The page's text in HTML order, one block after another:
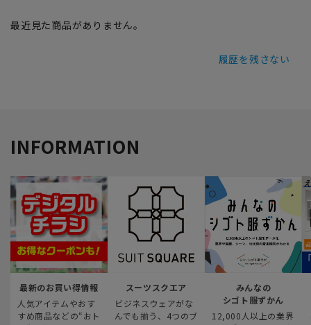
最近見た商品がありません。
履歴を残さない
INFORMATION
最新のお買い得情報
人気アイテムやおす
すめ商品などの“おト
スーツスクエア
ビジネスウェアがな
んでも揃う、4つのブ
みんなの
シゴト服ずかん
12,000人以上の業界